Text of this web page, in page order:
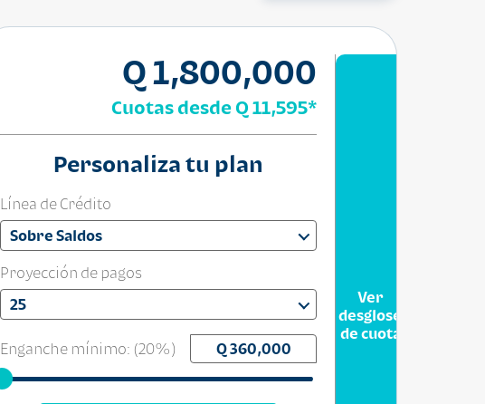
Q 1,800,000
Cuotas desdeQ 11,595*
Personaliza tu plan
Línea de Crédito
Sobre Saldos
Proyección de pagos
25
Enganche mínimo: (20%)
Ver
desglose
de cuota